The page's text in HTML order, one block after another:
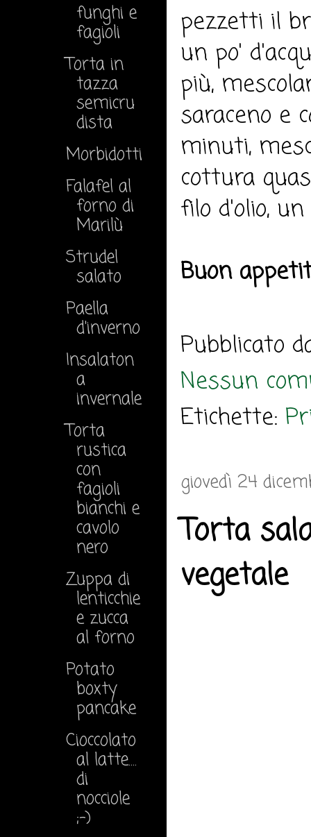
pezzetti il
un po'
più,
saraceno e
minuti,
cottura
filo d'olio,
Buon
Pubblicato
Nessun
Etichette:
giovedì 24
Torta
vegetale
funghi e
fagioli
Torta in
tazza
semicru
dista
Morbidotti
Falafel al
forno di
Marilù
Strudel
salato
Paella
d'inverno
Insalaton
a
invernale
Torta
rustica
con
fagioli
bianchi e
cavolo
nero
Zuppa di
lenticchie
e zucca
al forno
Potato
boxty
pancake
Cioccolato
al latte....
di
nocciole
;-)